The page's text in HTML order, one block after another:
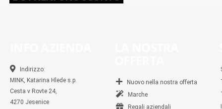
Indirizzo:
MINK, Katarina Hlede s.p.
Cesta v Rovte 24,
4270 Jesenice
Nuovo nella nostra offerta
Marche
Regali aziendali